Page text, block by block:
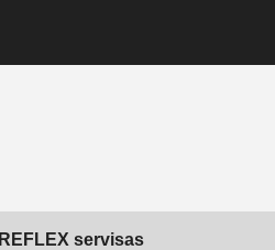
REFLEX servisas